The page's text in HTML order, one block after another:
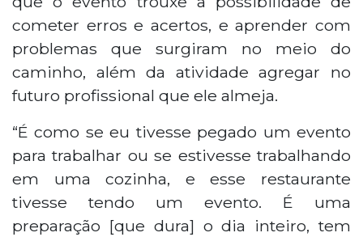
cometer erros e acertos, e aprender com
problemas que surgiram no meio do
caminho, além da atividade agregar no
futuro profissional que ele almeja.
“É como se eu tivesse pegado um evento
para trabalhar ou se estivesse trabalhando
em uma cozinha, e esse restaurante
tivesse tendo um evento. É uma
preparação [que dura] o dia inteiro, tem